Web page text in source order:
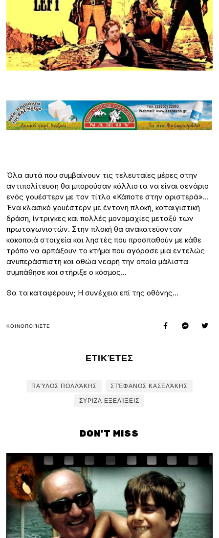
Όλα αυτά που συμβαίνουν τις τελευταίες μέρες στην
αντιπολίτευση θα μπορούσαν κάλλιστα να είναι σενάριο
ενός γουέστερν με τον τίτλο «Κάποτε στην αριστερά»…
Ένα κλασικό γουέστερν με έντονη πλοκή, καταιγιστική
δράση, ίντριγκες και πολλές μονομαχίες μεταξύ των
πρωταγωνιστών. Στην πλοκή θα ανακατεύονταν
κακοποιά στοιχεία και ληστές που προσπαθούν με κάθε
τρόπο να αρπάξουν το κτήμα που αγόρασε μια εντελώς
ανυπεράσπιστη και αθώα νεαρή την οποία μάλιστα
συμπάθησε και στήριξε ο κόσμος…
Θα τα καταφέρουν; Η συνέχεια επί της οθόνης…
ΚΟΙΝΟΠΟΙΉΣΤΕ
ΕΤΙΚΈΤΕΣ
ΠΑΎΛΟΣ ΠΟΛΛΆΚΗΣ
ΣΤΈΦΑΝΟΣ ΚΑΣΕΛΆΚΗΣ
ΣΥΡΙΖΑ ΕΞΕΛΊΞΕΙΣ
DON'T MISS